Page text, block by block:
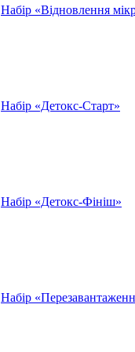
Набір «Відновлення
Набір «Детокс-Старт»
Набір «Детокс-Фініш»
Набір